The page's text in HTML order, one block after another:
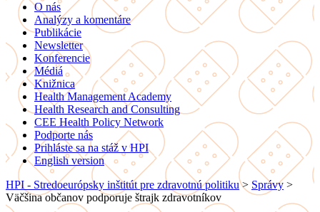
O nás
Analýzy a komentáre
Publikácie
Newsletter
Konferencie
Médiá
Knižnica
Health Management Academy
Health Research and Consulting
CEE Health Policy Network
Podporte nás
Prihláste sa na stáž v HPI
English version
HPI - Stredoeurópsky inštitút pre zdravotnú politiku> Správy >
Väčšina občanov podporuje štrajk zdravotníkov